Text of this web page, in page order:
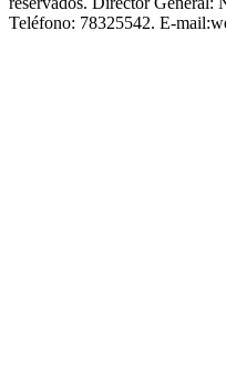
Teléfono: 78325542. E-mail: